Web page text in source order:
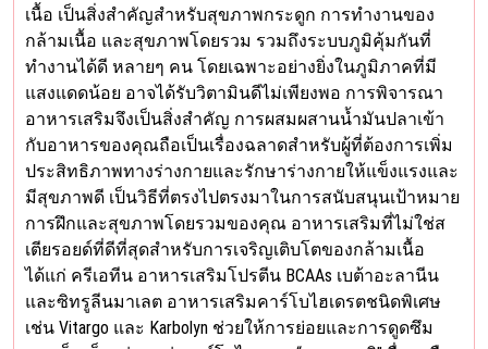
เนื้อ เป็นสิ่งสำคัญสำหรับสุขภาพกระดูก การทำงานของ
กล้ามเนื้อ และสุขภาพโดยรวม รวมถึงระบบภูมิคุ้มกันที่
ทำงานได้ดี หลายๆ คน โดยเฉพาะอย่างยิ่งในภูมิภาคที่มี
แสงแดดน้อย อาจได้รับวิตามินดีไม่เพียงพอ การพิจารณา
อาหารเสริมจึงเป็นสิ่งสำคัญ การผสมผสานน้ำมันปลาเข้า
กับอาหารของคุณถือเป็นเรื่องฉลาดสำหรับผู้ที่ต้องการเพิ่ม
ประสิทธิภาพทางร่างกายและรักษาร่างกายให้แข็งแรงและ
มีสุขภาพดี เป็นวิธีที่ตรงไปตรงมาในการสนับสนุนเป้าหมาย
การฝึกและสุขภาพโดยรวมของคุณ อาหารเสริมที่ไม่ใช่ส
เตียรอยด์ที่ดีที่สุดสำหรับการเจริญเติบโตของกล้ามเนื้อ
ได้แก่ ครีเอทีน อาหารเสริมโปรตีน BCAAs เบต้าอะลานีน
และซิทรูลีนมาเลต อาหารเสริมคาร์โบไฮเดรตชนิดพิเศษ
เช่น Vitargo และ Karbolyn ช่วยให้การย่อยและการดูดซึม